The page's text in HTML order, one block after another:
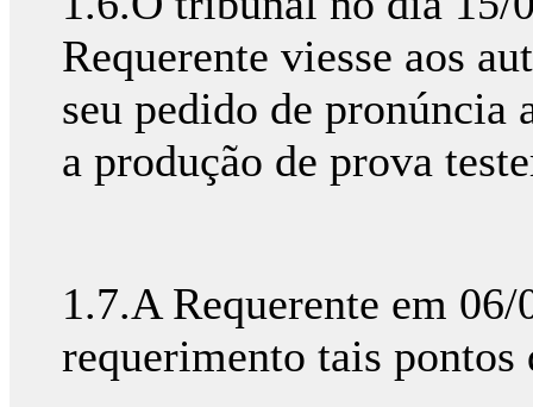
Requerente viesse aos
seu pedido de pronúncia
a produção de prova
1.7.A Requerente em
requerimento tais pontos